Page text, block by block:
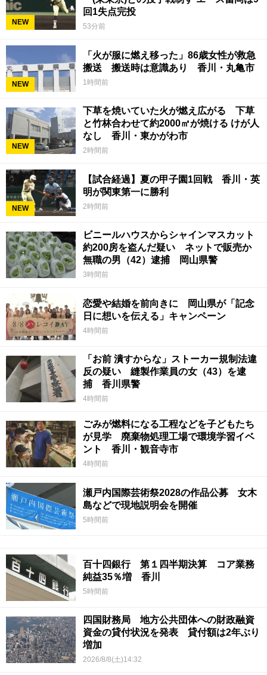
NEW
回1失点完投
53分前
NEW
「火が服に燃え移った」86歳女性が救急
搬送 搬送時は意識あり 香川・丸亀市
1時間前
NEW
下草を焼いていた火が燃え広がる 下草
と竹林合わせて約2000㎡が焼ける けが人
なし 香川・東かがわ市
2時間前
NEW
【試合経過】夏の甲子園1回戦 香川・英
明が関東第一に勝利
2時間前
ビニールハウスからシャインマスカット
約200房を盗んだ疑い ネットで販売か
無職の男（42）逮捕 岡山県警
3時間前
恋愛や結婚を前向きに 岡山県が「記念
日に想いを伝える」キャンペーン
4時間前
「お前 潰すからな」ストーカー規制法違
反の疑い 縫製作業員の女（43）を逮
捕 香川県警
4時間前
ごみが燃料になる工程などを子どもたち
が見学 廃棄物処理工場で環境学習イベ
ント 香川・観音寺市
4時間前
瀬戸内国際芸術祭2028の作品公募 女木
島などで現地説明会を開催
5時間前
百十四銀行 第１四半期決算 コア業務
純益35％増 香川
5時間前
四国財務局 地方公共団体への財政融資
資金の貸付状況を発表 貸付額は2年ぶり
増加
2026/8/8(土)14:32